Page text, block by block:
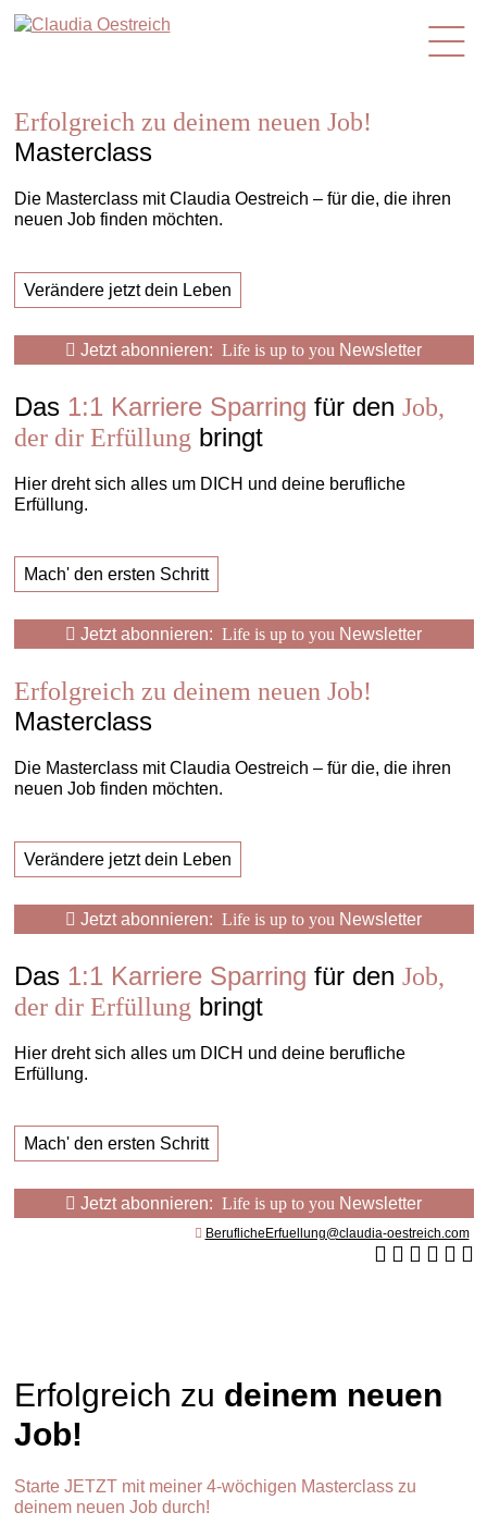
de
Erfolgreich zu deinem neuen Job!
Masterclass
Die Masterclass mit Claudia Oestreich – für die, die ihren
neuen Job finden möchten.
Verändere jetzt dein Leben
Jetzt abonnieren: Life is up to you Newsletter
Das 1:1 Karriere Sparring für den Job,
der dir Erfüllung bringt
Hier dreht sich alles um DICH und deine berufliche
Erfüllung.
Mach' den ersten Schritt
Jetzt abonnieren: Life is up to you Newsletter
Erfolgreich zu deinem neuen Job!
Masterclass
Die Masterclass mit Claudia Oestreich – für die, die ihren
neuen Job finden möchten.
Verändere jetzt dein Leben
Jetzt abonnieren: Life is up to you Newsletter
Das 1:1 Karriere Sparring für den Job,
der dir Erfüllung bringt
Hier dreht sich alles um DICH und deine berufliche
Erfüllung.
Mach' den ersten Schritt
Jetzt abonnieren: Life is up to you Newsletter
BeruflicheErfuellung@claudia-oestreich.com
Erfolgreich zu deinem neuen
Job!
Starte JETZT mit meiner 4-wöchigen Masterclass zu
deinem neuen Job durch!